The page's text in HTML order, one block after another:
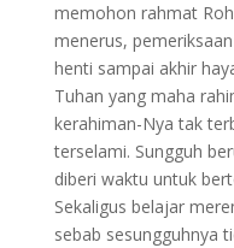
memohon rahmat
menerus,
henti sampai akhir
Tuhan yang maha
kerahiman-Nya tak
terselami. Sungguh
diberi waktu untuk
Sekaligus belajar
sebab sesungguhnya